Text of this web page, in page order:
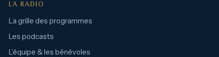
LA RADIO
La grille des programmes
Les podcasts
L’équipe & les bénévoles